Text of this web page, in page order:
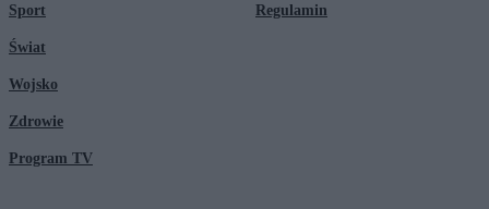
Sport
Świat
Wojsko
Zdrowie
Program TV
Regulamin